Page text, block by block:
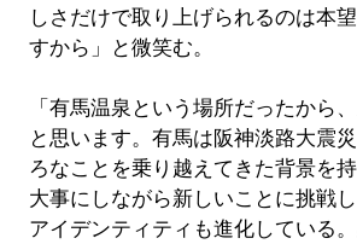
しさだけで取り上げられるのは本
すから」と微笑む。
「有馬温泉という場所だったから
と思います。有馬は阪神淡路大震
ろなことを乗り越えてきた背景を
大事にしながら新しいことに挑戦
アイデンティティも進化している